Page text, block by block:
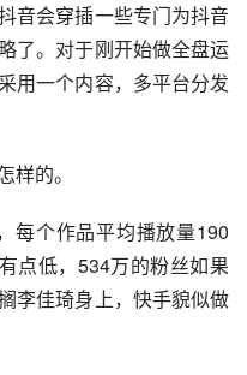
音会穿插一些专门为抖音
了。对于刚开始做全盘运
用一个内容，多平台分发
的。
每个作品平均播放量190
点低，534万的粉丝如果
李佳琦身上，快手貌似做